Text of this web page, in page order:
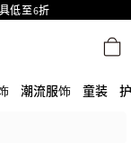
低至6折
折，立即入手!
售店登陆MOKO 4楼
及LV专区！
潮流服饰 童装